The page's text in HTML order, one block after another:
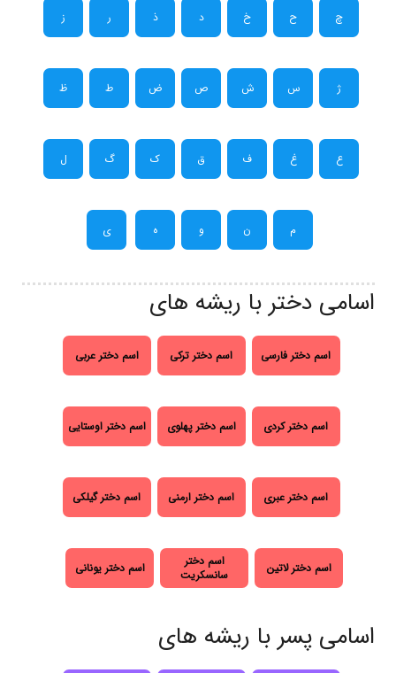
چ ح خ د ذ ر ز
ژ س ش ص ض ط ظ
ع غ ف ق ک گ ل
م ن و ه ی
اسامی دختر با ریشه های
اسم دختر فارسی اسم دختر ترکی اسم دختر عربی
اسم دختر کردی اسم دختر پهلوی اسم دختر اوستایی
اسم دختر عبری اسم دختر ارمنی اسم دختر گیلکی
اسم دختر لاتین
اسم دختر
سانسکریت
اسم دختر یونانی
اسامی پسر با ریشه های